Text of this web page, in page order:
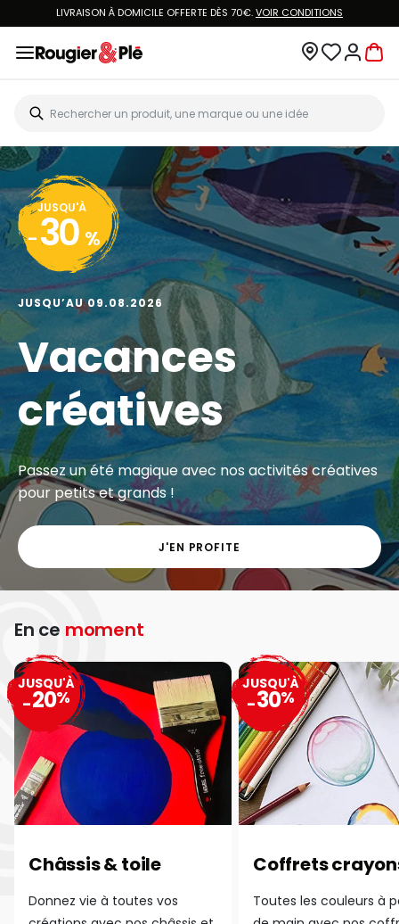
LIVRAISON À DOMICILE OFFERTE DÈS 70€.VOIR CONDITIONS
JUSQU'À
- 30 %
JUSQU’AU 09.08.2026
Vacances
créatives
Passez un été magique avec nos activités créatives
pour petits et grands !
J'EN PROFITE
En ce moment
Châssis & toile
Donnez vie à toutes vos
JUSQU'À
-20%
Coffrets
Toutes les couleurs à
JUSQU'À
-30%